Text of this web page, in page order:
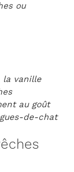
ou
la vanille
au goût
de-chat